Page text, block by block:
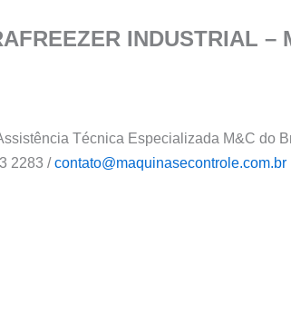
INDUSTRIAL
Técnica Especializada M&C do
2283 /contato@maquinasecontrole.com.br